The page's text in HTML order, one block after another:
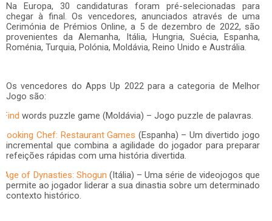
Na Europa, 30 candidaturas foram pré-selecionadas para
chegar à final. Os vencedores, anunciados através de uma
Cerimónia de Prémios Online, a 5 de dezembro de 2022, são
provenientes da Alemanha, Itália, Hungria, Suécia, Espanha,
Roménia, Turquia, Polónia, Moldávia, Reino Unido e Austrália.
Os vencedores do Apps Up 2022 para a categoria de Melhor
Jogo são:
Find words puzzle game (Moldávia) – Jogo puzzle de palavras.
Cooking Chef: Restaurant Games (Espanha) – Um divertido jogo
incremental que combina a agilidade do jogador para preparar
refeições rápidas com uma história divertida.
Age of Dynasties: Shogun (Itália) – Uma série de videojogos que
permite ao jogador liderar a sua dinastia sobre um determinado
contexto histórico.